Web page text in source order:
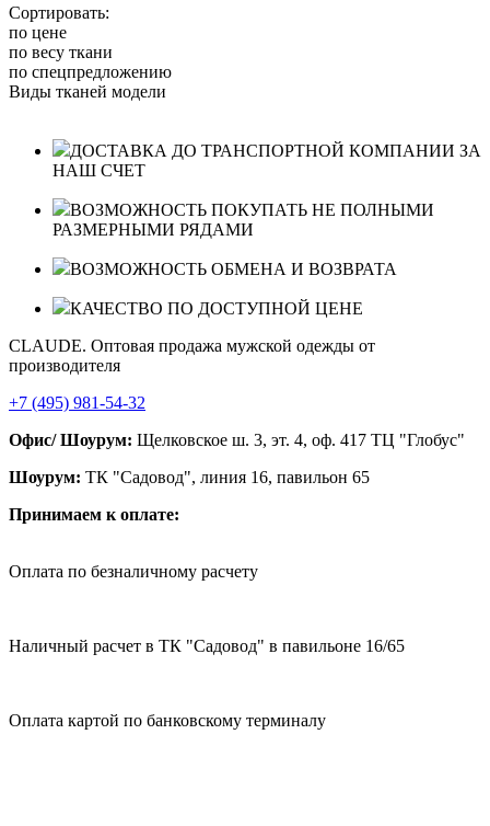
Сортировать:
по цене
по весу ткани
по спецпредложению
Виды тканей модели
ДОСТАВКА ДО ТРАНСПОРТНОЙ КОМПАНИИ ЗА
НАШ СЧЕТ
ВОЗМОЖНОСТЬ ПОКУПАТЬ НЕ ПОЛНЫМИ
РАЗМЕРНЫМИ РЯДАМИ
ВОЗМОЖНОСТЬ ОБМЕНА И ВОЗВРАТА
КАЧЕСТВО ПО ДОСТУПНОЙ ЦЕНЕ
CLAUDE. Оптовая продажа мужской одежды от
производителя
+7 (495) 981-54-32
Офис/ Шоурум: Щелковское ш. 3, эт. 4, оф. 417 ТЦ "Глобус"
Шоурум: ТК "Садовод", линия 16, павильон 65
Принимаем к оплате:
Оплата по безналичному расчету
Наличный расчет в ТК "Садовод" в павильоне 16/65
Оплата картой по банковскому терминалу